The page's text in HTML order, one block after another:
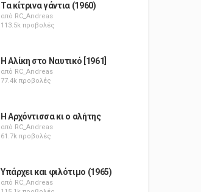
Τα κίτρινα γάντια (1960)
από RC_Andreas
113.5k προβολές
Η Αλίκη στο Ναυτικό [1961]
από RC_Andreas
77.4k προβολές
Η Αρχόντισσα κι ο αλήτης
από RC_Andreas
61.7k προβολές
Υπάρχει και φιλότιμο (1965)
από RC_Andreas